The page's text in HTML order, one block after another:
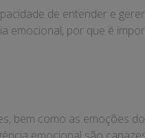
de entender e
emocional, por que é
bem como as emoções